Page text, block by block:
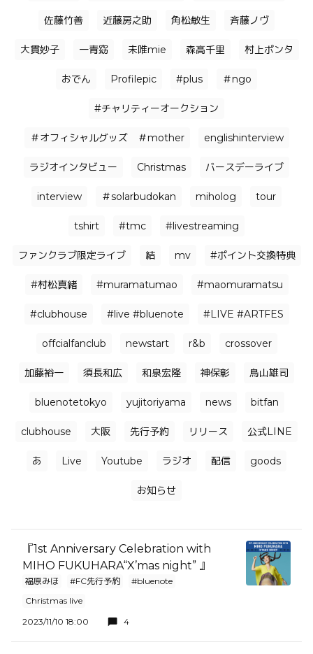
佐藤竹善 近藤房之助 角松敏生 ⻫藤ノヴ
大貫妙子 一青窈 未唯mie 森高千里 村上ポンタ
おでん Profilepic #plus ＃ngo
#チャリティーオークション
＃オフィシャルグッズ ＃mother englishinterview
ラジオインタビュー Christmas バースデーライブ
interview ＃solarbudokan miholog tour
tshirt #tmc #livestreaming
ファンクラブ限定ライブ 結 mv #ポイント交換特典
#村松真緒 #muramatumao #maomuramatsu
#clubhouse #live #bluenote #LIVE #ARTFES
offcialfanclub newstart r&b crossover
加藤裕一 須長和広 和泉宏隆 神保彰 鳥山雄司
bluenotetokyo yujitoriyama news bitfan
clubhouse 大阪 先行予約 リリース 公式LINE
あ Live Youtube ラジオ 配信 goods
お知らせ
『1st Anniversary Celebration with
MIHO FUKUHARA“X’mas night” 』
福原みほ #FC先行予約
#bluenote
Christmas live
2023/11/10 18:00
4